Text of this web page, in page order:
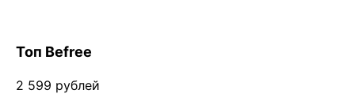
Топ Befree
2 599 рублей